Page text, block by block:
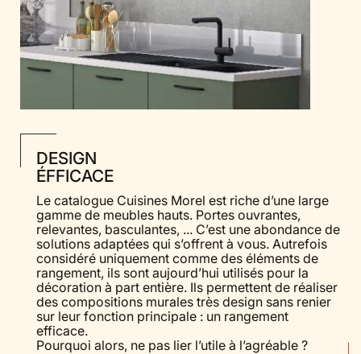
DESIGN
ÉFFICACE
Le catalogue Cuisines Morel est riche d’une large
gamme de meubles hauts. Portes ouvrantes,
relevantes, basculantes, ... C’est une abondance de
solutions adaptées qui s’offrent à vous. Autrefois
considéré uniquement comme des éléments de
rangement, ils sont aujourd’hui utilisés pour la
décoration à part entière. Ils permettent de réaliser
des compositions murales très design sans renier
sur leur fonction principale : un rangement
efficace.
Pourquoi alors, ne pas lier l’utile à l’agréable ?